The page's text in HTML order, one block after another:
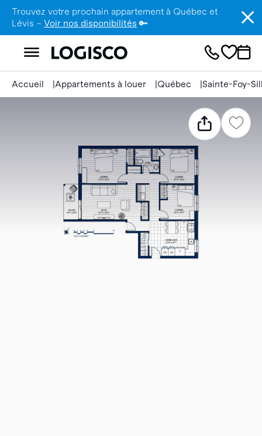
Trouvez votre prochain appartement à Québec et
Lévis – Voir nos disponibilités 🔑
Accueil Appartements à louer Québec Sainte-Foy-